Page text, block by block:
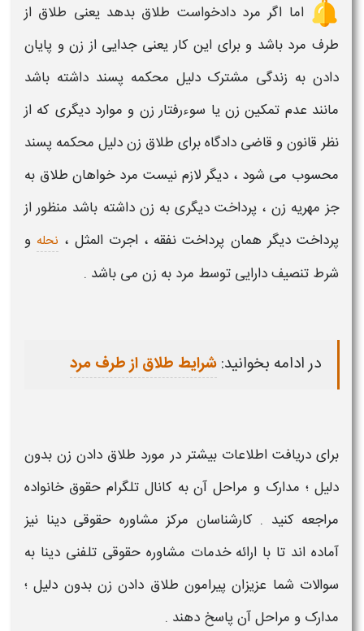
اما اگر مرد دادخواست طلاق بدهد یعنی طلاق از
طرف مرد باشد و برای این کار یعنی جدایی از زنو پایان
دادن به زندگی مشترک دلیل محکمه پسند داشته باشد
مانند عدم تمکین زن یا سوءرفتار زن و موارد دیگری که از
نظر قانون و قاضی دادگاه برای طلاق زندلیل محکمه پسند
محسوب می شود ، دیگر لازم نیست مرد خواهان طلاق به
جز مهریه زن ، پرداخت دیگری به زن داشته باشد منظور از
پرداخت دیگر همان پرداخت نفقه ، اجرت المثل ، نحلهو
شرط تنصیف دارایی توسط مرد به زن می باشد .
در ادامه بخوانید:شرایط طلاق از طرف مرد
برای دریافت اطلاعات بیشتر در مورد طلاق دادن زن بدون
دلیل ؛ مدارک و مراحل آن به کانال تلگرام حقوق خانواده
مراجعه کنید . کارشناسان مرکز مشاوره حقوقی دینا نیز
آماده اند تا با ارائه خدمات مشاوره حقوقی تلفنی دینا به
سوالات شما عزیزان پیرامون طلاق دادن زن بدون دلیل؛
مدارک و مراحل آن پاسخ دهند .